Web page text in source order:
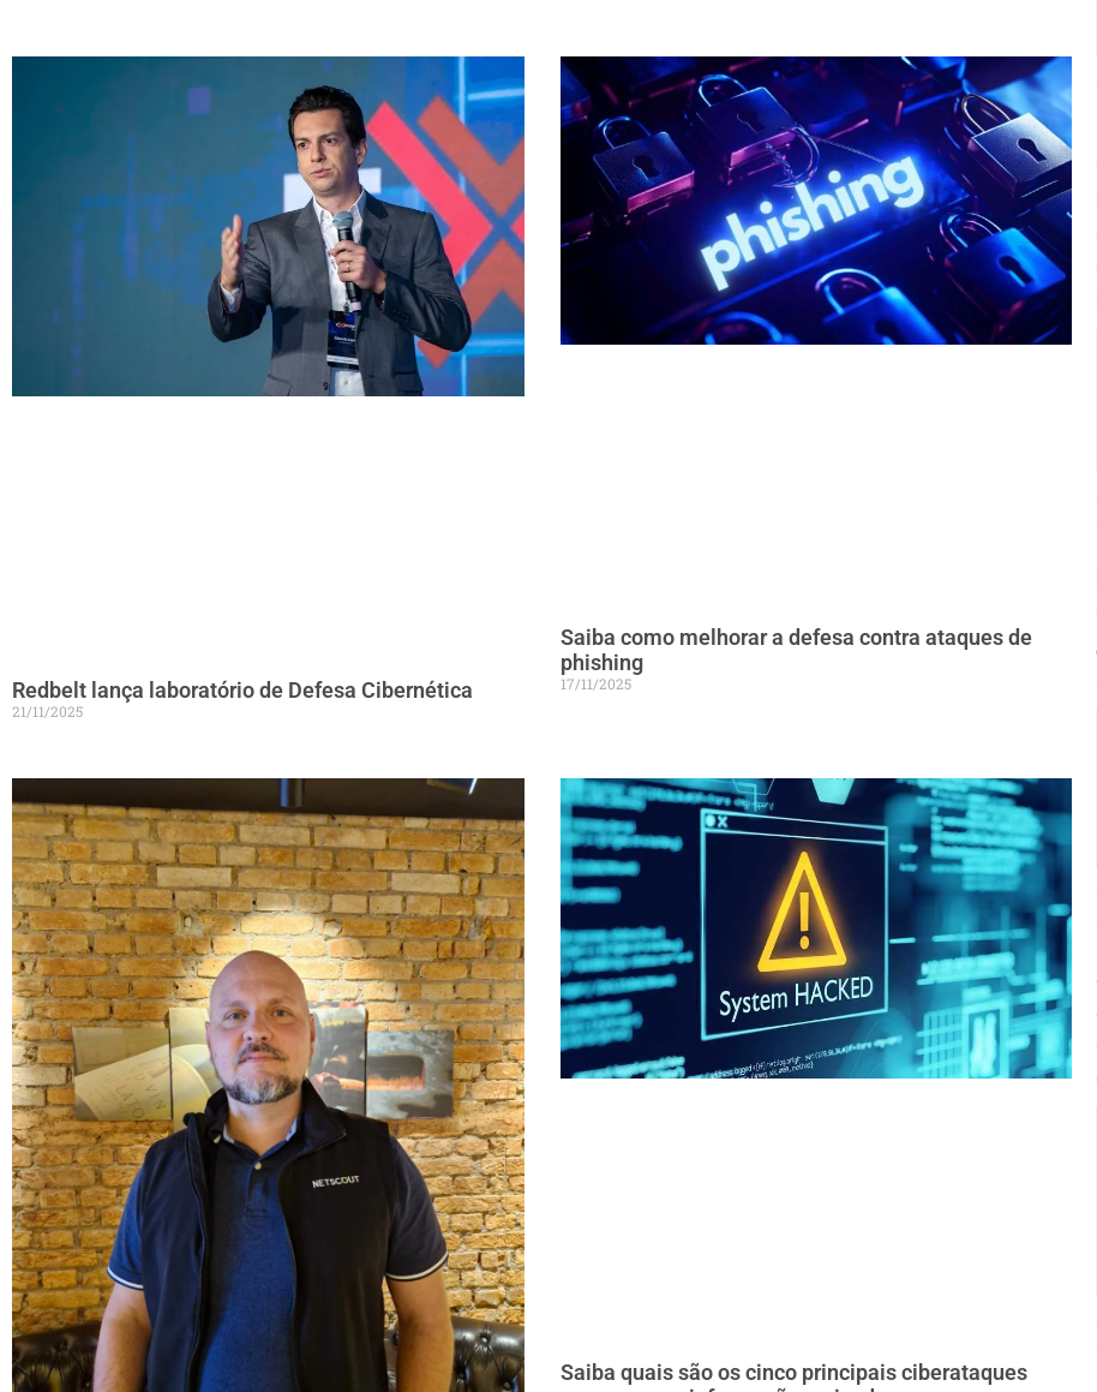
Redbelt lança laboratório de Defesa Cibernética
21/11/2025
Saiba como melhorar a defesa contra ataques de
phishing
17/11/2025
Saiba quais são os cinco principais ciberataques